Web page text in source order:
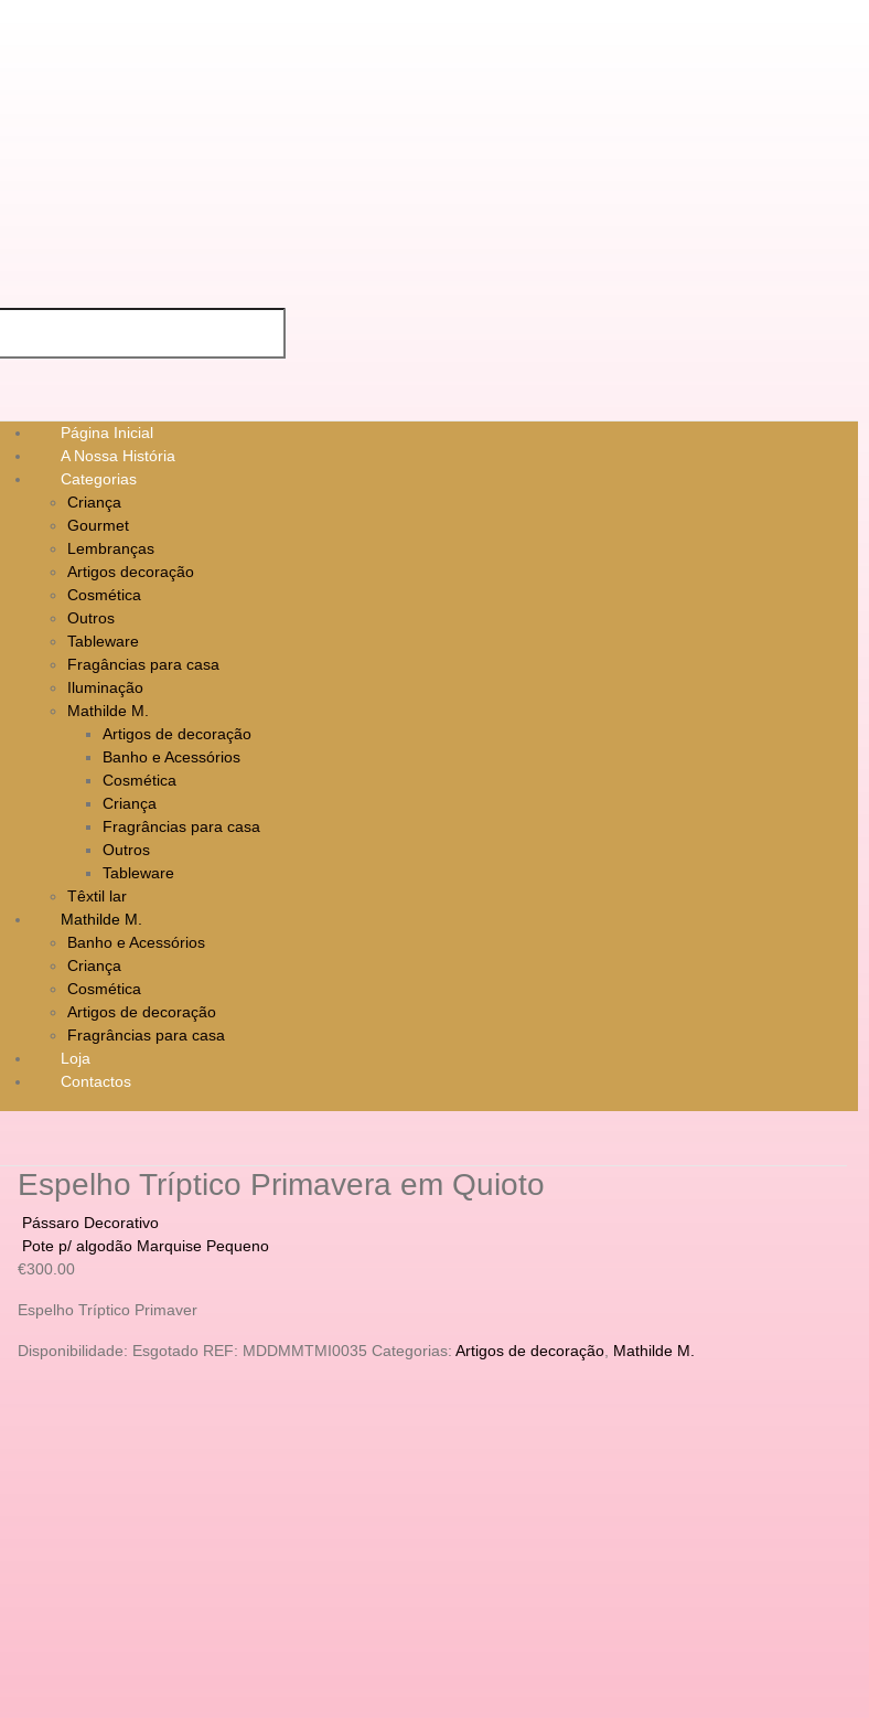
Página Inicial
A Nossa História
Categorias
Criança
Gourmet
Lembranças
Artigos decoração
Cosmética
Outros
Tableware
Fragâncias para casa
Iluminação
Mathilde M.
Artigos de decoração
Banho e Acessórios
Cosmética
Criança
Fragrâncias para casa
Outros
Tableware
Têxtil lar
Mathilde M.
Banho e Acessórios
Criança
Cosmética
Artigos de decoração
Fragrâncias para casa
Loja
Contactos
Espelho Tríptico Primavera em Quioto
Pássaro Decorativo
Pote p/ algodão Marquise Pequeno
€300.00
Espelho Tríptico Primaver
Disponibilidade: Esgotado REF: MDDMMTMI0035 Categorias: Artigos de decoração, Mathilde M.